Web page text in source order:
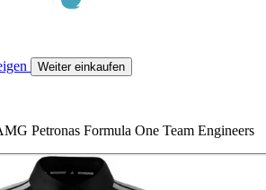
Weiter einkaufen
Petronas Formula One Team Engineers